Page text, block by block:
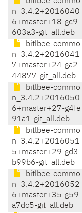
n_3.4.2+2016040
6+master+18-gc9
603a3-git_all.deb
bitlbee-commo
n_3.4.2+2016041
7+master+24-ga2
44877-git_all.deb
bitlbee-commo
n_3.4.2+2016050
6+master+27-g4fe
91a1-git_all.deb
bitlbee-commo
n_3.4.2+2016051
5+master+29-gd3
b99b6-git_all.deb
bitlbee-commo
n_3.4.2+2016052
6+master+35-g59
a7dc5-git_all.deb